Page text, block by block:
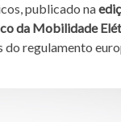
publicado na
da Mobilidade
regulamento